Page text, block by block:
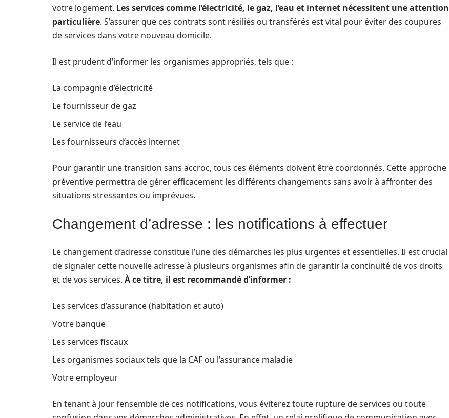
votre logement. Les services comme l’électricité, le gaz, l’eau et internet nécessitent une attention
particulière. S’assurer que ces contrats sont résiliés ou transférés est vital pour éviter des coupures
de services dans votre nouveau domicile.
Il est prudent d’informer les organismes appropriés, tels que :
La compagnie d’électricité
Le fournisseur de gaz
Le service de l’eau
Les fournisseurs d’accès internet
Pour garantir une transition sans accroc, tous ces éléments doivent être coordonnés. Cette approche
préventive permettra de gérer efficacement les différents changements sans avoir à affronter des
situations stressantes ou imprévues.
Changement d’adresse : les notifications à effectuer
Le changement d’adresse constitue l’une des démarches les plus urgentes et essentielles. Il est crucial
de signaler cette nouvelle adresse à plusieurs organismes afin de garantir la continuité de vos droits
et de vos services. À ce titre, il est recommandé d’informer :
Les services d’assurance (habitation et auto)
Votre banque
Les services fiscaux
Les organismes sociaux tels que la CAF ou l’assurance maladie
Votre employeur
En tenant à jour l’ensemble de ces notifications, vous éviterez toute rupture de services ou toute